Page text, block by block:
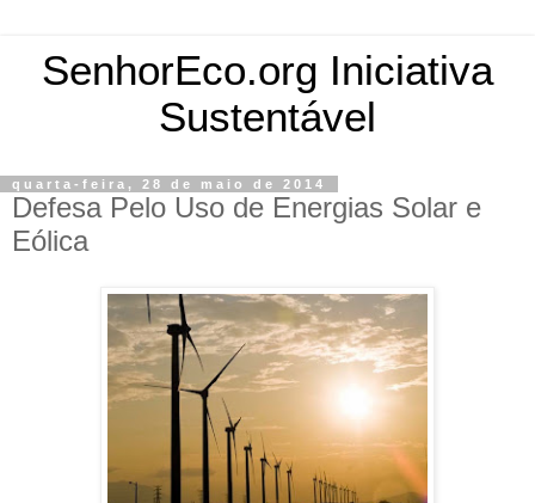
SenhorEco.org Iniciativa
Sustentável
quarta-feira, 28 de maio de 2014
Defesa Pelo Uso de Energias Solar e
Eólica